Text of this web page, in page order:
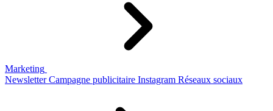
Marketing
Newsletter Campagne publicitaire Instagram Réseaux sociaux